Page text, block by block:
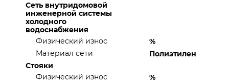
Сеть внутридомовой
инженерной системы
холодного
водоснабжения
Физический износ
%
Материал сети
Полиэтилен
Стояки
Физический износ
%